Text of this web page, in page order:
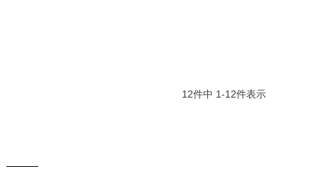
12件中 1-12件表示